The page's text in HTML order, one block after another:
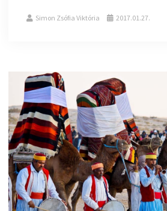
Simon Zsófia Viktória 2017.01.27.